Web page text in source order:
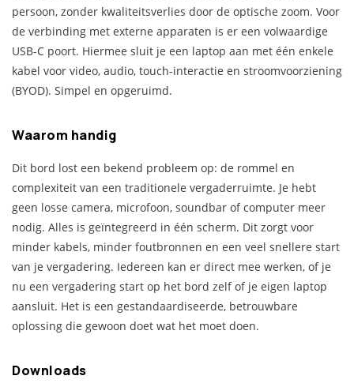
persoon, zonder kwaliteitsverlies door de optische zoom. Voor
de verbinding met externe apparaten is er een volwaardige
USB-C poort. Hiermee sluit je een laptop aan met één enkele
kabel voor video, audio, touch-interactie en stroomvoorziening
(BYOD). Simpel en opgeruimd.
Waarom handig
Dit bord lost een bekend probleem op: de rommel en
complexiteit van een traditionele vergaderruimte. Je hebt
geen losse camera, microfoon, soundbar of computer meer
nodig. Alles is geïntegreerd in één scherm. Dit zorgt voor
minder kabels, minder foutbronnen en een veel snellere start
van je vergadering. Iedereen kan er direct mee werken, of je
nu een vergadering start op het bord zelf of je eigen laptop
aansluit. Het is een gestandaardiseerde, betrouwbare
oplossing die gewoon doet wat het moet doen.
Downloads